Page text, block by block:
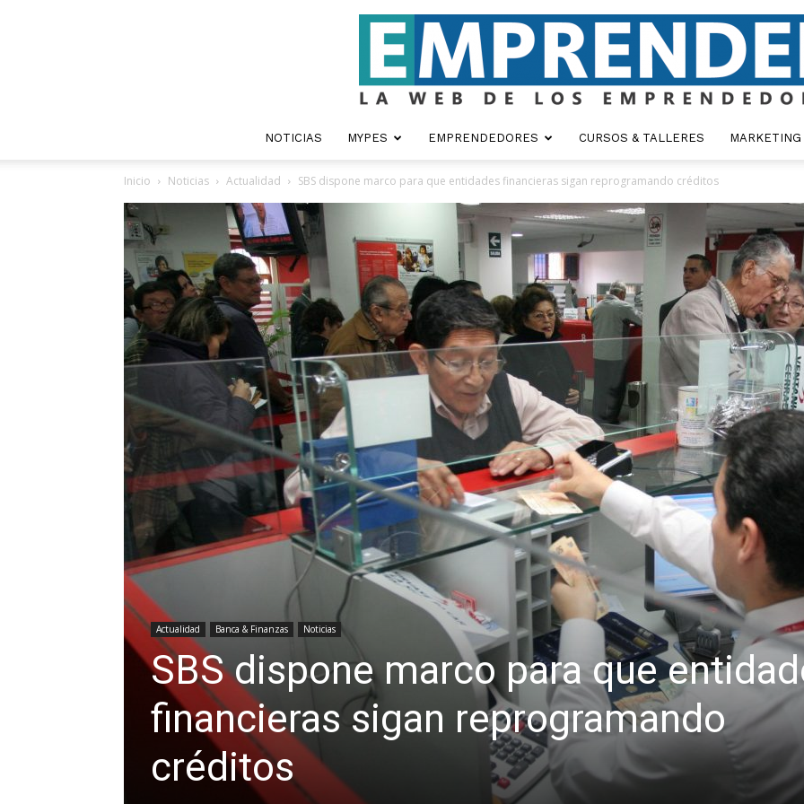
NOTICIAS MYPES EMPRENDEDORES CURSOS & TALLERES MARKETING
Inicio Noticias Actualidad SBS dispone marco para que entidades financieras sigan reprogramando créditos
Actualidad Banca & Finanzas Noticias
SBS dispone marco para que
financieras sigan reprogramando
créditos